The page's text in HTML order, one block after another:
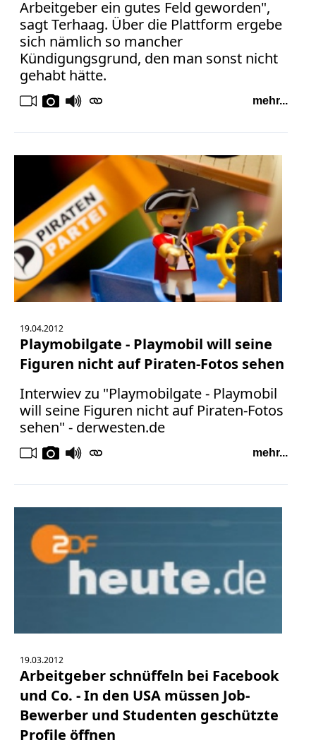
Arbeitgeber ein gutes Feld geworden",
sagt Terhaag. Über die Plattform ergebe
sich nämlich so mancher
Kündigungsgrund, den man sonst nicht
gehabt hätte.
mehr...
19.04.2012
Playmobilgate - Playmobil will seine
Figuren nicht auf Piraten-Fotos sehen
Interwiev zu "Playmobilgate - Playmobil
will seine Figuren nicht auf Piraten-Fotos
sehen" - derwesten.de
mehr...
19.03.2012
Arbeitgeber schnüffeln bei Facebook
und Co. - In den USA müssen Job-
Bewerber und Studenten geschützte
Profile öffnen